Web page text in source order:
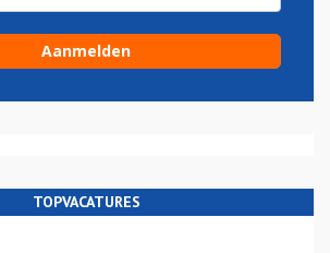
TOPVACATURES